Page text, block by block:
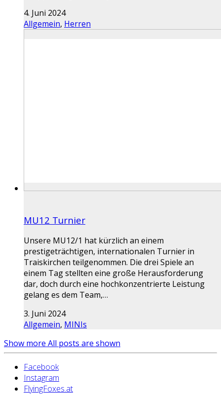
4. Juni 2024
Allgemein, Herren
MU12 Turnier
Unsere MU12/1 hat kürzlich an einem
prestigeträchtigen, internationalen Turnier in
Traiskirchen teilgenommen. Die drei Spiele an
einem Tag stellten eine große Herausforderung
dar, doch durch eine hochkonzentrierte Leistung
gelang es dem Team,…
3. Juni 2024
Allgemein, MINIs
Show more All posts are shown
Facebook
Instagram
FlyingFoxes.at